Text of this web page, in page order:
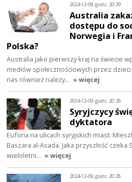
2024-12-09, godz. 20:29
Australia
dostępu do
Norwegia i
Polska?
Australia jako pierwszy kraj na świecie
mediów społecznościowych przez
nas również należy… » więcej
2024-12-09, godz. 20:28
Syryjczycy
dyktatora
Euforia na ulicach syryjskich miast.
Baszara al-Asada. Jaka przyszłość czeka
wieloletni… » więcej
2024-12-09, godz. 20:28